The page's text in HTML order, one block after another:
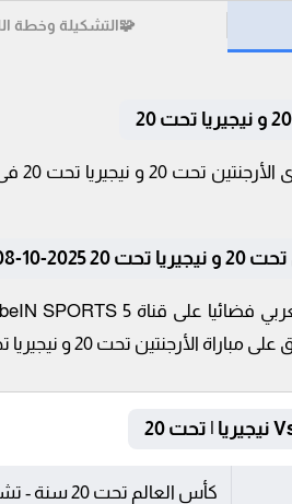
🧩التشكيلة وخطة
10-08
تحت 20 و نيجيريا تحت 20
كأس العالم تحت 20 سنة - تشيلي